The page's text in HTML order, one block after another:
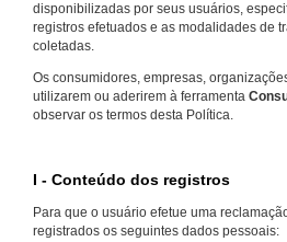
disponibilizadas por seus usuários,
registros efetuados e as modalidades de
coletadas.
Os consumidores, empresas,
utilizarem ou aderirem à ferramenta
observar os termos desta Política.
I - Conteúdo dos registros
Para que o usuário efetue uma
registrados os seguintes dados pessoais: